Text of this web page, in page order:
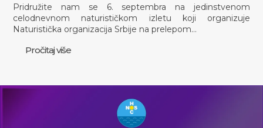
Pridružite nam se 6. septembra na jedinstvenom
celodnevnom naturističkom izletu koji organizuje
Naturistička organizacija Srbije na prelepom…
Pročitaj više